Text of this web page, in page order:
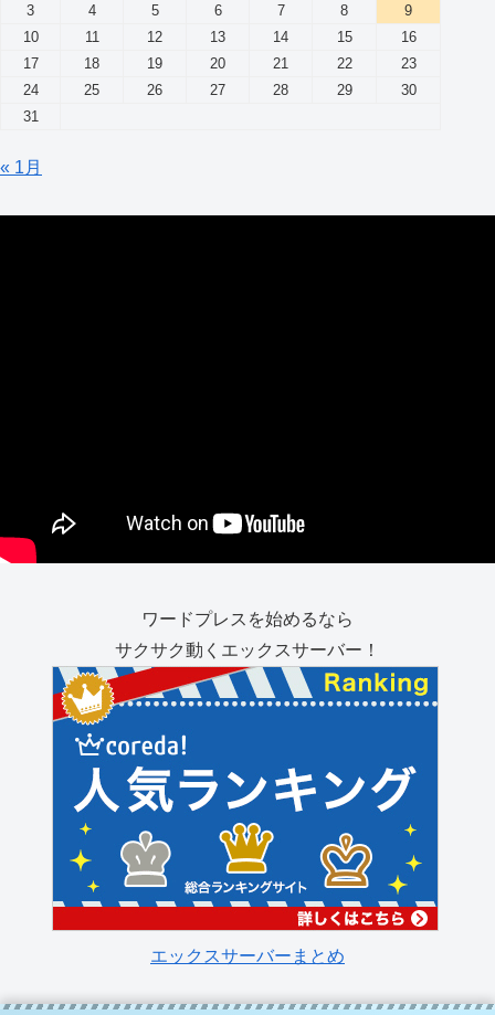
3
4 5 6 7 8
9
10
11 12 13 14 15
16
17
18 19 20 21 22
23
24
25 26 27 28 29
30
31
« 1月
ワードプレスを始めるなら
サクサク動くエックスサーバー！
エックスサーバーまとめ